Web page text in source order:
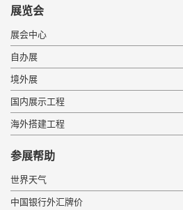
展览会
展会中心
自办展
境外展
国内展示工程
海外搭建工程
参展帮助
世界天气
中国银行外汇牌价